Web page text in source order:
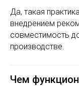
Да, такая
внедрением
совместимость
производстве.
Чем